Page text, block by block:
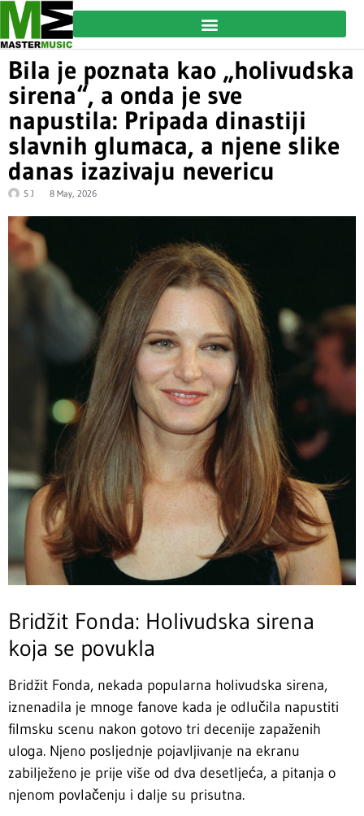
Bila je poznata kao „holivudska
sirena“, a onda je sve
napustila: Pripada dinastiji
slavnih glumaca, a njene slike
danas izazivaju nevericu
S J 8 May, 2026
Bridžit Fonda: Holivudska sirena
koja se povukla
Bridžit Fonda, nekada popularna holivudska sirena,
iznenadila je mnoge fanove kada je odlučila napustiti
filmsku scenu nakon gotovo tri decenije zapaženih
uloga. Njeno posljednje pojavljivanje na ekranu
zabilježeno je prije više od dva desetljeća, a pitanja o
njenom povlačenju i dalje su prisutna.